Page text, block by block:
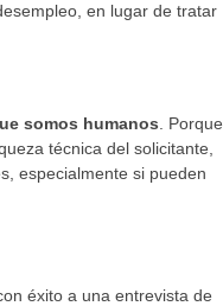
en lugar de tratar
somos humanos . Porque
técnica del solicitante,
especialmente si pueden
éxito a una entrevista de